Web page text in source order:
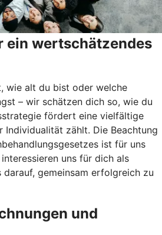
ein wertschätzendes
wie alt du bist oder welche
– wir schätzen dich so, wie du
fördert eine vielfältige
Individualität zählt. Die Beachtung
ist für uns
uns für dich als
darauf, gemeinsam erfolgreich zu
und